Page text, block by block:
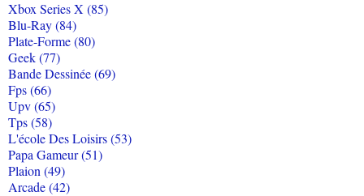
Xbox Series X (85)
Blu-Ray (84)
Plate-Forme (80)
Geek (77)
Bande Dessinée (69)
Fps (66)
Upv (65)
Tps (58)
L'école Des Loisirs (53)
Papa Gameur (51)
Plaion (49)
Arcade (42)